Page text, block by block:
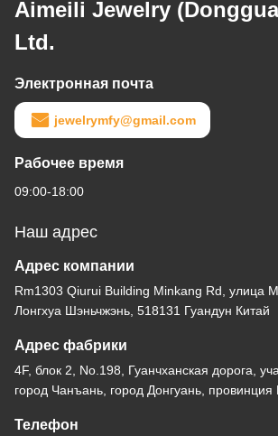
Aimeili Jewelry
Ltd.
Электронная почта
jewelrymfy@gmail.com
Рабочее время
09:00-18:00
Наш адрес
Адрес компании
Rm1303 Qiurui Building Minkang Rd, улица
Лонгхуа Шэньчжэнь, 518131 Гуандун Китай
Адрес фабрики
4F, блок 2, No.198, Гуанчханская дорога,
город Чанъань, город Донгуань, провинция
Телефон